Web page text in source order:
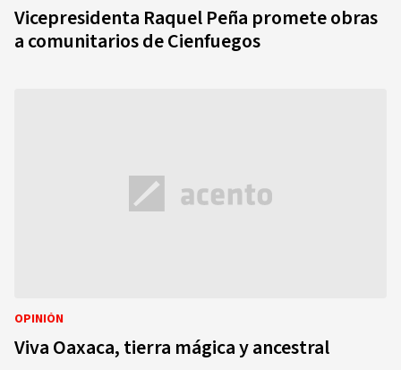
Vicepresidenta Raquel Peña promete obras
a comunitarios de Cienfuegos
OPINIÓN
Viva Oaxaca, tierra mágica y ancestral